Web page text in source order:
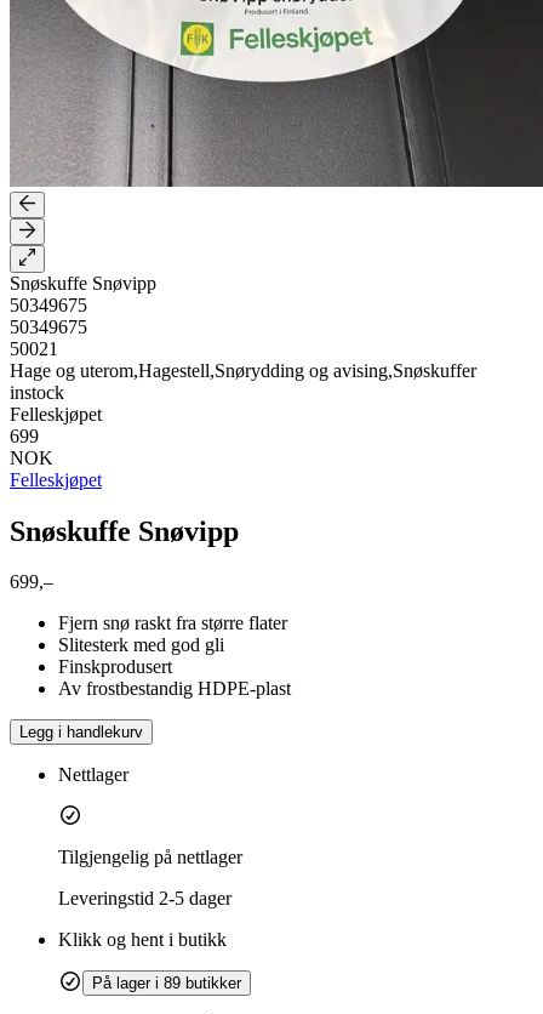
Snøskuffe Snøvipp
50349675
50349675
50021
Hage og uterom,Hagestell,Snørydding og avising,Snøskuffer
instock
Felleskjøpet
699
NOK
Felleskjøpet
Snøskuffe Snøvipp
699,–
Fjern snø raskt fra større flater
Slitesterk med god gli
Finskprodusert
Av frostbestandig HDPE-plast
Legg i handlekurv
Nettlager
Tilgjengelig på nettlager
Leveringstid 2-5 dager
Klikk og hent i butikk
På lager i 89 butikker